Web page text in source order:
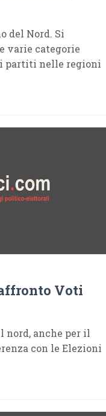
del Nord. Si
varie categorie
partiti nelle regioni
Voti
anche per il
con le Elezioni